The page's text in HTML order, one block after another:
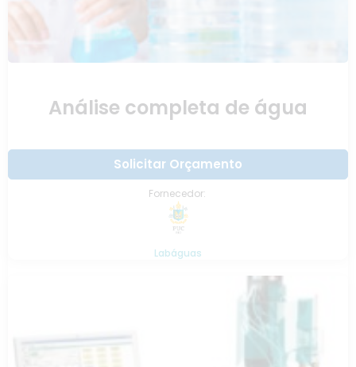
Análise completa de água
Solicitar Orçamento
Fornecedor:
Labáguas